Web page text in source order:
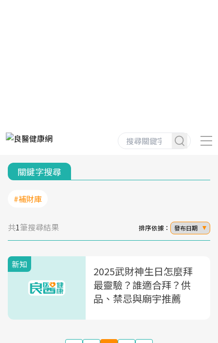
關鍵字搜尋
#補財庫
共1筆搜尋結果 排序依據： 發布日期
新知
2025武財神生日怎麼拜
最靈驗？誰適合拜？供
品、禁忌與廟宇推薦